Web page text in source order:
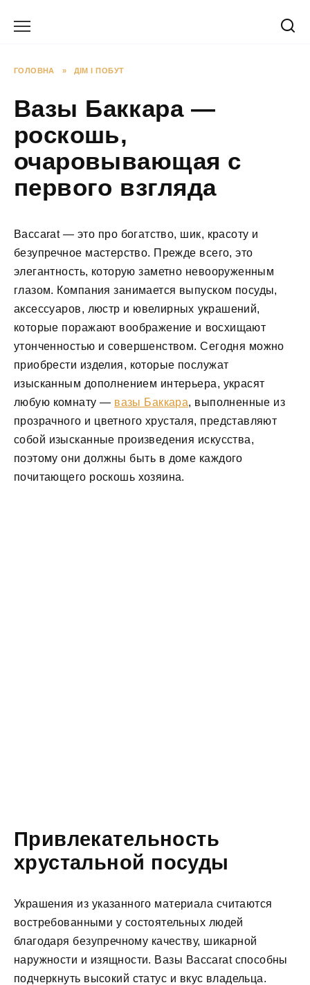
ГОЛОВНА » ДІМ І ПОБУТ
Вазы Баккара —
роскошь,
очаровывающая с
первого взгляда
Baccarat — это про богатство, шик, красоту и
безупречное мастерство. Прежде всего, это
элегантность, которую заметно невооруженным
глазом. Компания занимается выпуском посуды,
аксессуаров, люстр и ювелирных украшений,
которые поражают воображение и восхищают
утонченностью и совершенством. Сегодня можно
приобрести изделия, которые послужат
изысканным дополнением интерьера, украсят
любую комнату — вазы Баккара, выполненные из
прозрачного и цветного хрусталя, представляют
собой изысканные произведения искусства,
поэтому они должны быть в доме каждого
почитающего роскошь хозяина.
Привлекательность
хрустальной посуды
Украшения из указанного материала считаются
востребованными у состоятельных людей
благодаря безупречному качеству, шикарной
наружности и изящности. Вазы Baccarat способны
подчеркнуть высокий статус и вкус владельца.